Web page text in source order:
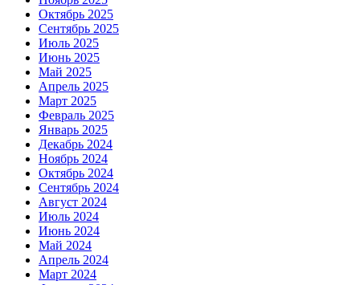
Октябрь 2025
Сентябрь 2025
Июль 2025
Июнь 2025
Май 2025
Апрель 2025
Март 2025
Февраль 2025
Январь 2025
Декабрь 2024
Ноябрь 2024
Октябрь 2024
Сентябрь 2024
Август 2024
Июль 2024
Июнь 2024
Май 2024
Апрель 2024
Март 2024